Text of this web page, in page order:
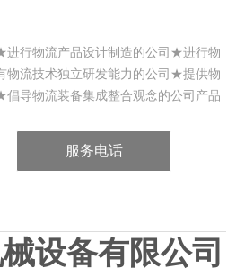
进行物流产品设计制造的公司★进行物
物流技术独立研发能力的公司★提供物
导物流装备集成整合观念的公司产品
服务电话
设备有限公司